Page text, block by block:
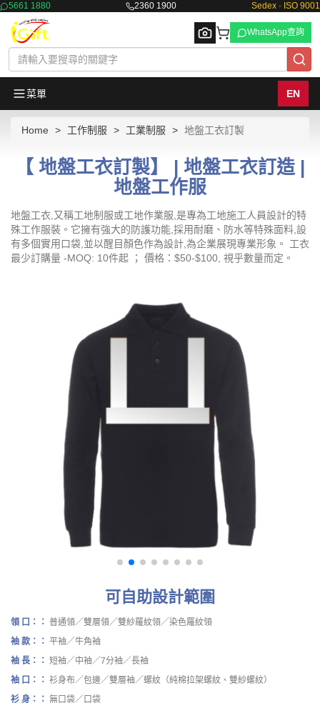
5661 1880 2360 1900 Sedex · ISO 9001
Browse
WhatsApp查詢
菜單 EN
Home 工作制服 工業制服 地盤工衣訂製
【 地盤工衣訂製】 | 地盤工衣訂造 |
地盤工作服
地盤工衣,又稱工地制服或工地作業服,是專為工地施工人員設計的特
殊工作服裝。它擁有強大的防護功能,採用耐磨、防水等特殊面料,設
有多個實用口袋,並以醒目顏色作為設計,為企業展現專業形象。 工衣
最少訂購量 -MOQ: 10件起 ； 價格：$50-$100, 視乎數量而定。
可自助設計範圍
領 口：： 普通領／雙層領／雙紗羅紋領／染色羅紋領
袖 款：： 平袖／牛角袖
袖 長：： 短袖／中袖／7分袖／長袖
袖 口：： 衫身布／包邊／雙層袖／螺紋（純棉拉架螺紋、雙紗螺紋）
衫 身：： 無口袋／口袋